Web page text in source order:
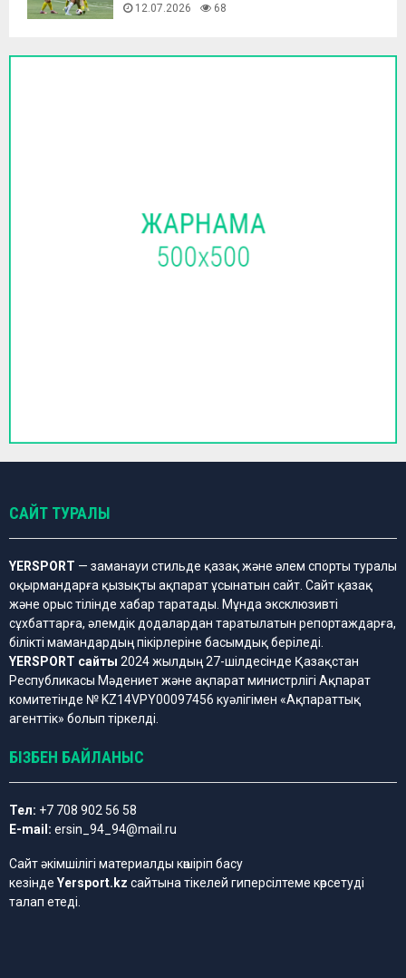
12.07.2026 68
САЙТ ТУРАЛЫ
YERSPORT — заманауи стильде қазақ және әлем спорты туралы
оқырмандарға қызықты ақпарат ұсынатын сайт. Сайт қазақ
және орыс тілінде хабар таратады. Мұнда эксклюзивті
сұхбаттарға, әлемдік додалардан таратылатын репортаждарға,
білікті мамандардың пікірлеріне басымдық беріледі.
YERSPORT сайты 2024 жылдың 27-шілдесінде Қазақстан
Республикасы Мәдениет және ақпарат министрлігі Ақпарат
комитетінде № KZ14VPY00097456 куәлігімен «Ақпараттық
агенттік» болып тіркелді.
БІЗБЕН БАЙЛАНЫС
Тел: +7 708 902 56 58
E-mail: ersin_94_94@mail.ru
Сайт әкімшілігі материалды көшіріп басу
кезінде Yersport.kz сайтына тікелей гиперсілтеме көрсетуді
талап етеді.